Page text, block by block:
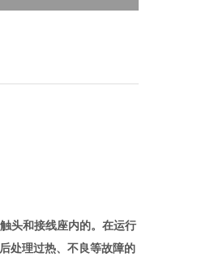
头和接线座内的。在运行
处理过热、不良等故障的